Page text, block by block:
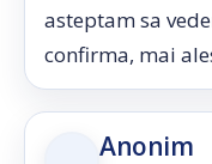
asteptam sa
confirma, mai
Anonim